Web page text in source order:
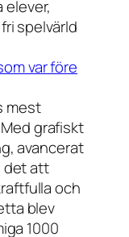
elever,
spelvärld
var före
mest
grafiskt
avancerat
det att
och
blev
1000